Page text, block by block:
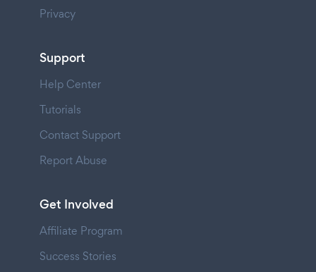
Privacy
Support
Help Center
Tutorials
Contact Support
Report Abuse
Get Involved
Affiliate Program
Success Stories